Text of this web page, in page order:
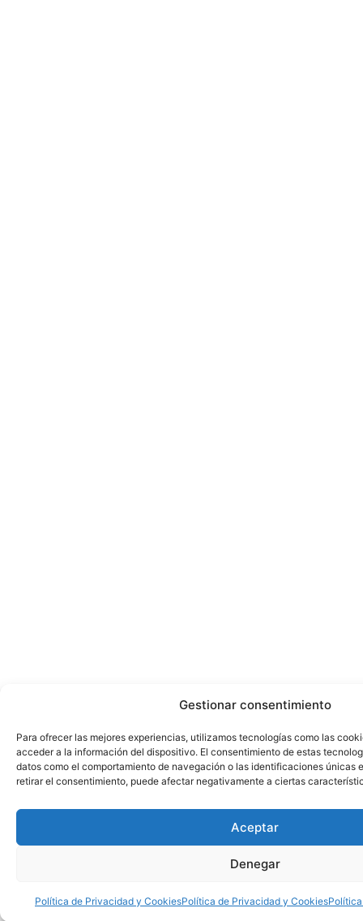
Gestionar consentimiento
Para ofrecer las mejores experiencias, utilizamos tecnologías como las
acceder a la información del dispositivo. El consentimiento de estas
datos como el comportamiento de navegación o las identificaciones únicas
retirar el consentimiento, puede afectar negativamente a ciertas
Aceptar
Denegar
Política de Privacidad y CookiesPolítica de Privacidad y Cookies